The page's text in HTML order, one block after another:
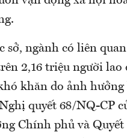
sở, ngành có liên
2,16 triệu người
khăn do ảnh
quyết 68/NQ-CP
Chính phủ và